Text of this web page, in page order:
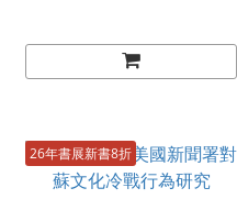
26年書展新書8折